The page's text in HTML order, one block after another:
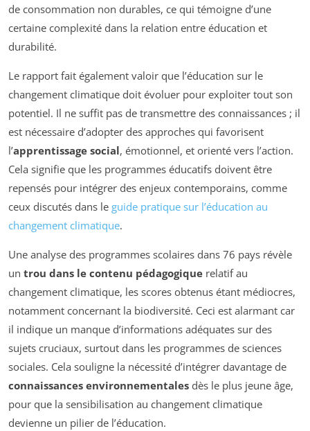
de consommation non durables, ce qui témoigne d’une
certaine complexité dans la relation entre éducation et
durabilité.
Le rapport fait également valoir que l’éducation sur le
changement climatique doit évoluer pour exploiter tout son
potentiel. Il ne suffit pas de transmettre des connaissances ; il
est nécessaire d’adopter des approches qui favorisent
l’apprentissage social, émotionnel, et orienté vers l’action.
Cela signifie que les programmes éducatifs doivent être
repensés pour intégrer des enjeux contemporains, comme
ceux discutés dans le guide pratique sur l’éducation au
changement climatique.
Une analyse des programmes scolaires dans 76 pays révèle
un trou dans le contenu pédagogique relatif au
changement climatique, les scores obtenus étant médiocres,
notamment concernant la biodiversité. Ceci est alarmant car
il indique un manque d’informations adéquates sur des
sujets cruciaux, surtout dans les programmes de sciences
sociales. Cela souligne la nécessité d’intégrer davantage de
connaissances environnementales dès le plus jeune âge,
pour que la sensibilisation au changement climatique
devienne un pilier de l’éducation.